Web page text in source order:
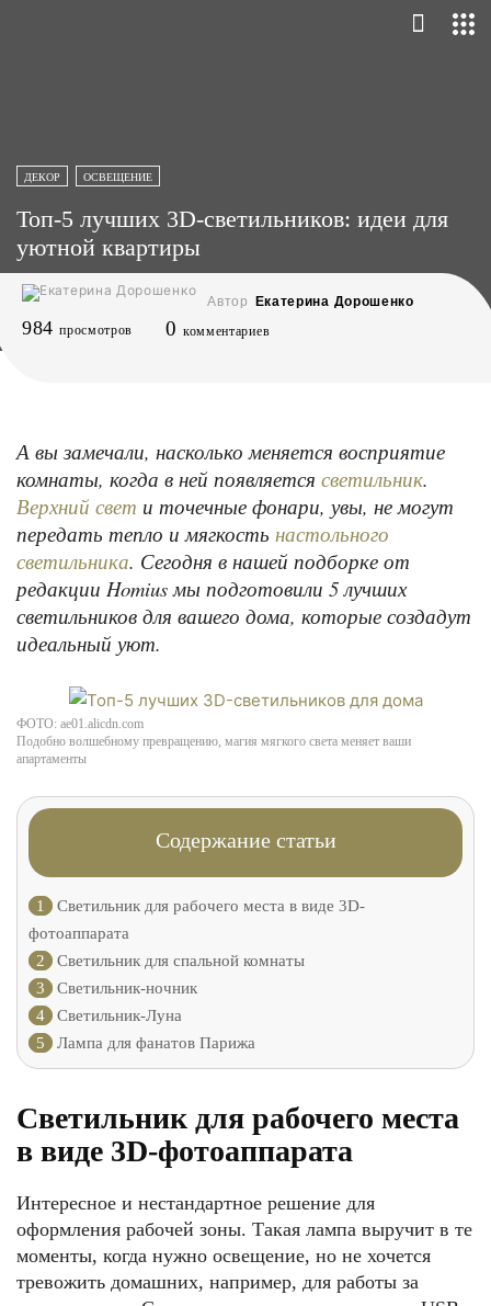
ДЕКОР ОСВЕЩЕНИЕ
Топ-5 лучших 3D-светильников: идеи для
уютной квартиры
Автор Екатерина Дорошенко
984 просмотров 0 комментариев
А вы замечали, насколько меняется восприятие
комнаты, когда в ней появляется светильник.
Верхний свет и точечные фонари, увы, не могут
передать тепло и мягкость настольного
светильника. Сегодня в нашей подборке от
редакции Homius мы подготовили 5 лучших
светильников для вашего дома, которые создадут
идеальный уют.
ФОТО: ae01.alicdn.com
Подобно волшебному превращению, магия мягкого света меняет ваши
апартаменты
Содержание статьи
1
Светильник для рабочего места в виде 3D-
фотоаппарата
2
Светильник для спальной комнаты
3
Светильник-ночник
4
Светильник-Луна
5
Лампа для фанатов Парижа
Светильник для рабочего места
в виде 3D-фотоаппарата
Интересное и нестандартное решение для
оформления рабочей зоны. Такая лампа выручит в те
моменты, когда нужно освещение, но не хочется
тревожить домашних, например, для работы за